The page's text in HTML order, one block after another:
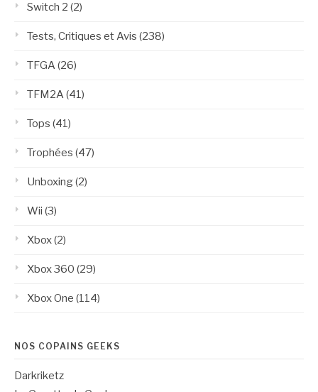
Switch 2 (2)
Tests, Critiques et Avis (238)
TFGA(26)
TFM2A(41)
Tops (41)
Trophées (47)
Unboxing(2)
Wii (3)
Xbox(2)
Xbox 360 (29)
Xbox One (114)
NOS COPAINS GEEKS
Darkriketz